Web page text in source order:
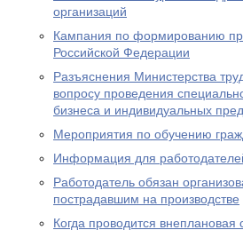
организаций
Кампания по формированию
Российской Федерации
Разъяснения Министерства
вопросу проведения
бизнеса и индивидуальных
Мероприятия по обучению
Информация для
Работодатель обязан
пострадавшим на производстве
Когда проводится